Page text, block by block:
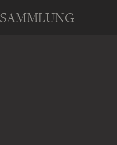
SAMMLUNG